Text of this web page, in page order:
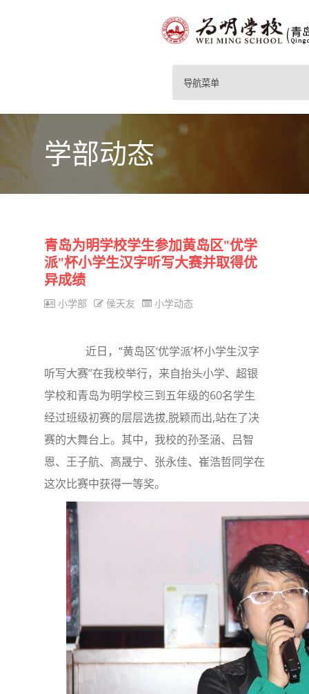
导航菜单
学部动态
青岛为明学校学生参加黄岛区"优学
派"杯小学生汉字听写大赛并取得优
异成绩
小学部 侯天友 小学动态
近日，“黄岛区‘优学派’杯小学生汉字
听写大赛”在我校举行，来自抬头小学、超银
学校和青岛为明学校三到五年级的60名学生
经过班级初赛的层层选拔,脱颖而出,站在了决
赛的大舞台上。其中，我校的孙圣涵、吕智
恩、王子航、高晟宁、张永佳、崔浩哲同学在
这次比赛中获得一等奖。